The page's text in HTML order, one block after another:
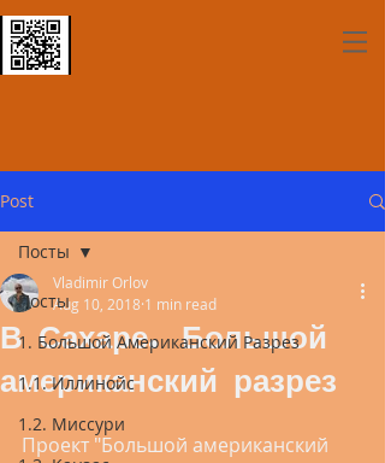
Post
Посты
1. Большой Американский Разрез
1.1. Иллинойс
1.2. Миссури
Посты
В Сахаре. Большой
американский разрез
Vladimir Orlov
Aug 10, 2018 1 min read
Проект "Большой американский